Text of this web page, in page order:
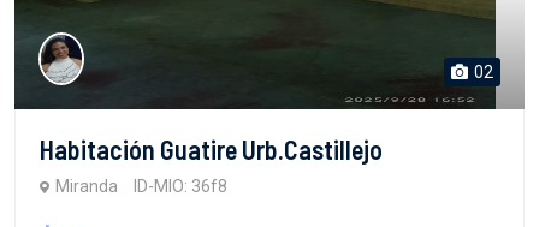
02
Habitación Guatire Urb.Castillejo
Miranda ID-MIO: 36f8